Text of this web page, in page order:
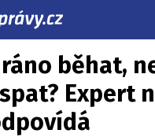
běhat,
Expert